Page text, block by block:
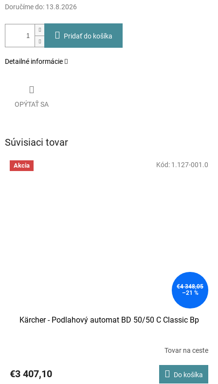
Doručíme do: 13.8.2026
Pridať do košíka
Detailné informácie
OPÝTAŤ SA
Súvisiaci tovar
Akcia
€4 348,05
–21 %
Kärcher - Podlahový automat BD 50/50 C Classic Bp
Tovar na ceste
€3 407,10 Do košíka
Kód: 1.127-001.0